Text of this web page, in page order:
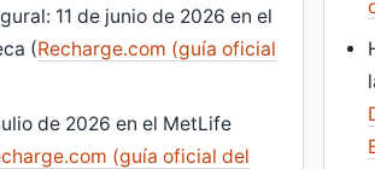
11 de junio de 2026 en el
(Recharge.com (guía oficial
de 2026 en el MetLife
(guía oficial del